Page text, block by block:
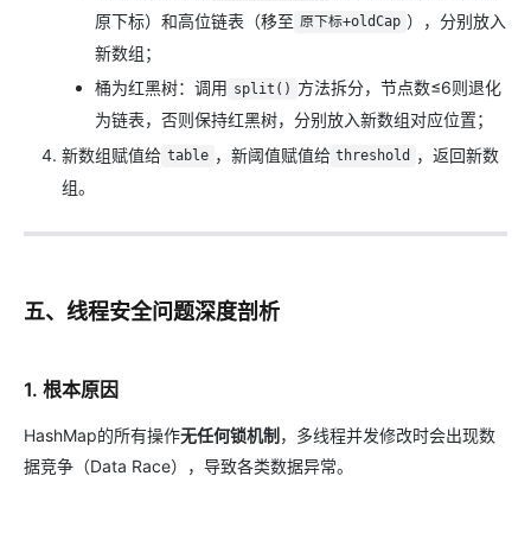
原下标）和高位链表（移至 原下标+oldCap ），分别放入
新数组；
桶为红黑树：调用 split() 方法拆分，节点数≤6则退化
为链表，否则保持红黑树，分别放入新数组对应位置；
新数组赋值给 table ，新阈值赋值给 threshold
，返回新数
组。
五、线程安全问题深度剖析
1. 根本原因
HashMap的所有操作无任何锁机制 ，多线程并发修改时会出现数
据竞争（Data Race），导致各类数据异常。